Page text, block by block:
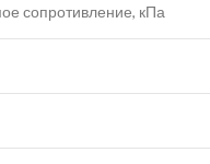
сопротивление, кПа